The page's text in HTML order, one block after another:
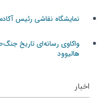
نمایشگاه نقاشی رئیس
واکاوی رسانه‌ای تاریخ
هالیوود
اخبار